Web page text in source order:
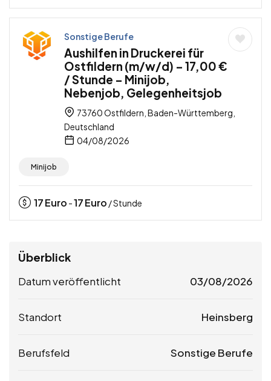
Sonstige Berufe
Aushilfen in Druckerei für
Ostfildern (m/w/d) – 17,00 €
/ Stunde – Minijob,
Nebenjob, Gelegenheitsjob
73760 Ostfildern, Baden-Württemberg,
Deutschland
04/08/2026
Minijob
17Euro -17Euro / Stunde
Überblick
Datum veröffentlicht 03/08/2026
Standort Heinsberg
Berufsfeld Sonstige Berufe